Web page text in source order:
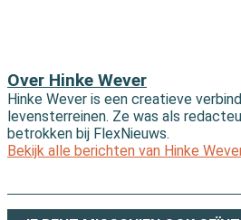
Over Hinke Wever
Hinke Wever is een creatieve
levensterreinen. Ze was als
betrokken bij FlexNieuws.
Bekijk alle berichten van Hinke